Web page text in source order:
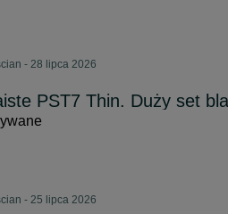
- 28 lipca 2026
PST7 Thin. Duży set
- 25 lipca 2026